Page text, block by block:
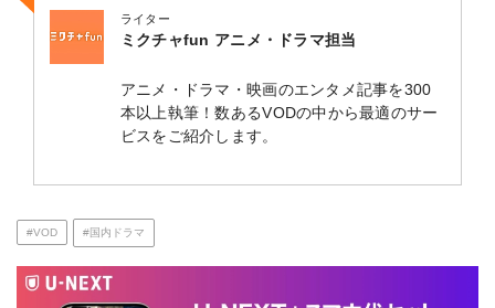
ライター
ミクチャfun アニメ・ドラマ担当
アニメ・ドラマ・映画のエンタメ記事を300
本以上執筆！数あるVODの中から最適のサー
ビスをご紹介します。
#VOD #国内ドラマ